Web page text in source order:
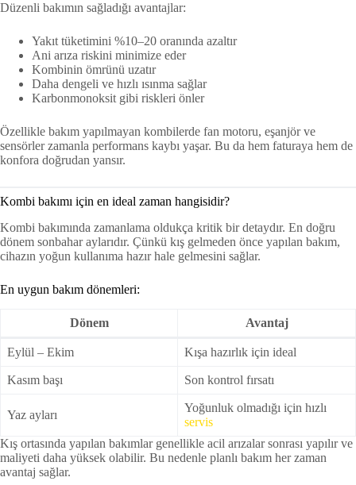
Düzenli bakımın sağladığı avantajlar:
Yakıt tüketimini %10–20 oranında azaltır
Ani arıza riskini minimize eder
Kombinin ömrünü uzatır
Daha dengeli ve hızlı ısınma sağlar
Karbonmonoksit gibi riskleri önler
Özellikle bakım yapılmayan kombilerde fan motoru, eşanjör ve
sensörler zamanla performans kaybı yaşar. Bu da hem faturaya hem de
konfora doğrudan yansır.
Kombi bakımı için en ideal zaman hangisidir?
Kombi bakımında zamanlama oldukça kritik bir detaydır. En doğru
dönem sonbahar aylarıdır. Çünkü kış gelmeden önce yapılan bakım,
cihazın yoğun kullanıma hazır hale gelmesini sağlar.
En uygun bakım dönemleri:
Dönem Avantaj
Eylül – Ekim Kışa hazırlık için ideal
Kasım başı Son kontrol fırsatı
Yaz ayları
Yoğunluk olmadığı için hızlı
servis
Kış ortasında yapılan bakımlar genellikle acil arızalar sonrası yapılır ve
maliyeti daha yüksek olabilir. Bu nedenle planlı bakım her zaman
avantaj sağlar.